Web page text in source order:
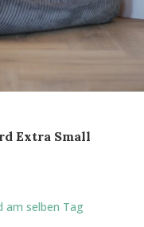
Extra Small
am selben Tag